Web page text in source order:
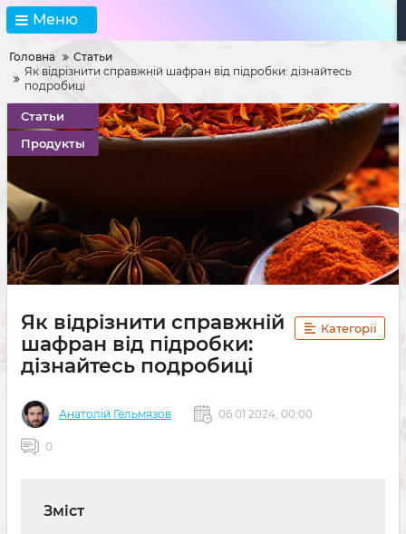
Меню
Головна
Статьи
Як відрізнити справжній шафран від підробки: дізнайтесь
подробиці
Статьи
Продукты
Як відрізнити справжній
шафран від підробки:
дізнайтесь подробиці
Категорії
Анатолій Гельмязов 06 01 2024, 00:00
0
Зміст